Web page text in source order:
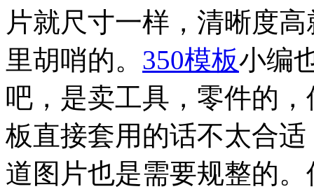
片就尺寸一样，清晰度
里胡哨的。 350模板小编
吧，是卖工具，零件的
板直接套用的话不太合
道图片也是需要规整的